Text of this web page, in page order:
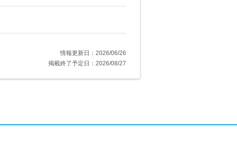
情報更新日：2026/06/26
掲載終了予定日：2026/08/27